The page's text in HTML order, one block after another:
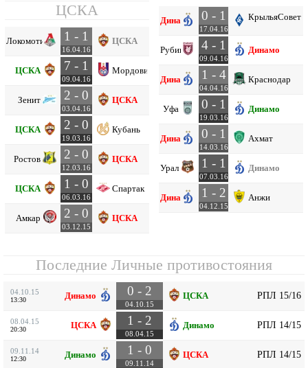
ЦСКА
Локомотив 1 - 1
16.04.16
ЦСКА
ЦСКА 7 - 1
09.04.16
Мордовия
Зенит 2 - 0
03.04.16
ЦСКА
ЦСКА 2 - 0
19.03.16
Кубань
Ростов 2 - 0
12.03.16
ЦСКА
ЦСКА 1 - 0
06.03.16
Спартак
Амкар 2 - 0
03.12.15
ЦСКА
Динамо 0 - 1
17.04.16
Крылья
Рубин 4 - 1
09.04.16
Динамо
Динамо 1 - 4
04.04.16
Краснодар
Уфа 0 - 1
19.03.16
Динамо
Динамо 0 - 1
14.03.16
Ахмат
Урал 1 - 1
07.03.16
Динамо
Динамо 1 - 2
04.12.15
Анжи
Последние Личные противостояния
04.10.15
13:30 Динамо 0 - 2
04.10.15
ЦСКА РПЛ 15/16
08.04.15
20:30 ЦСКА 1 - 2
08.04.15
Динамо РПЛ 14/15
09.11.14
12:30 Динамо 1 - 0
09.11.14
ЦСКА РПЛ 14/15